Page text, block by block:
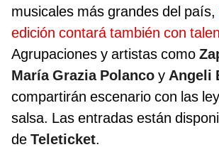
musicales más grandes del país,
edición contará también con
Agrupaciones y artistas como
María Grazia Polanco y Angeli
compartirán escenario con las
salsa. Las entradas están
de Teleticket.